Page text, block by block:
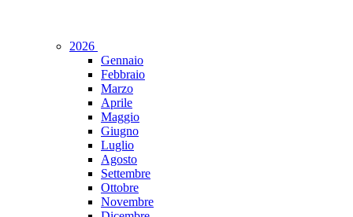
2026
Gennaio
Febbraio
Marzo
Aprile
Maggio
Giugno
Luglio
Agosto
Settembre
Ottobre
Novembre